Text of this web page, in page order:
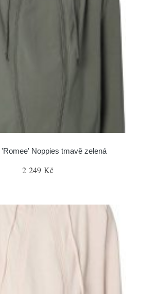
'Romee' Noppies tmavě zelená
2 249 Kč